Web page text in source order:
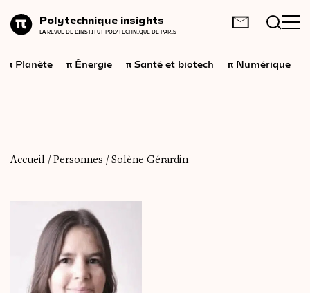
Polytechnique insights
LA REVUE DE L'INSTITUT POLYTECHNIQUE DE PARIS
Énergie
Santé
et biotech
Économie
Science et
Société
Géopolitique
FR EN
π Planète π Énergie π Santé et biotech π Numérique
Accueil / Personnes / Solène Gérardin